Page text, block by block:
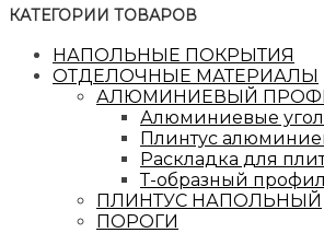
КАТЕГОРИИ ТОВАРОВ
НАПОЛЬНЫЕ ПОКРЫТИЯ
ОТДЕЛОЧНЫЕ МАТЕРИАЛЫ
АЛЮМИНИЕВЫЙ
Алюминиевые
Плинтус
Раскладка для
Т-образный
ПЛИНТУС НАПОЛЬНЫЙ
ПОРОГИ